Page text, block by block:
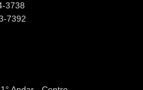
3738
7392